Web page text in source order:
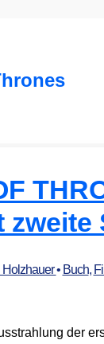
zweite
Holzhauer• Buch,
der